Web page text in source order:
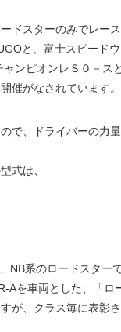
ドスターのみでレース
と、富士スピード
ャンピオンレＳ０－ス
催がなされています。
で、ドライバーの力
式は、
NB系のロードスター
Aを車両とした、「ロ
が、クラス毎に表彰さ